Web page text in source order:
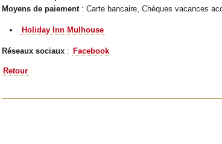
Moyens de paiement : Carte bancaire, Chèques vacances
Holiday Inn Mulhouse
Réseaux sociaux : Facebook
Retour